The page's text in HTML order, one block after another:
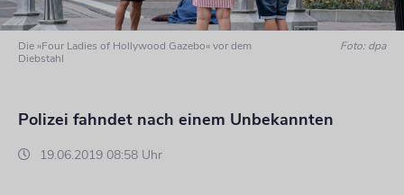
Die »Four Ladies of Hollywood Gazebo« vor dem
Diebstahl
Foto: dpa
Polizei fahndet nach einem Unbekannten
19.06.2019 08:58 Uhr